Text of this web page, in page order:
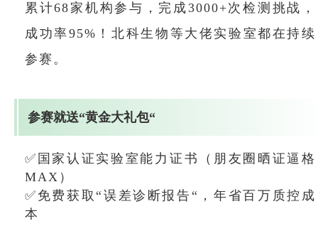
累计68家机构参与，完成3000+次检测挑战，
成功率95%！北科生物等大佬实验室都在持续
参赛。
参赛就送“黄金大礼包“
✅国家认证实验室能力证书（朋友圈晒证逼格
MAX）
✅免费获取“误差诊断报告“，年省百万质控成
本